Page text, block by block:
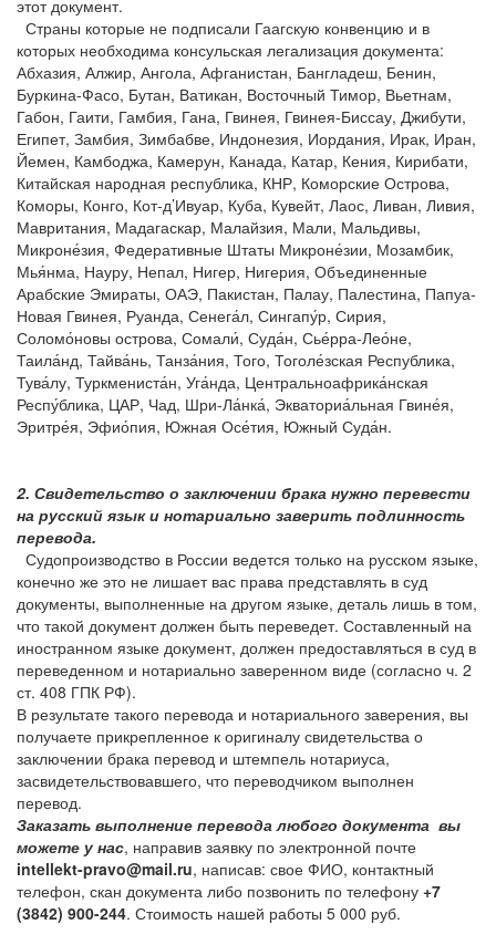
этот документ.
Страны которые не подписали Гаагскую конвенцию и в
которых необходима консульская легализация документа:
Абхазия, Алжир, Ангола, Афганистан, Бангладеш, Бенин,
Буркина-Фасо, Бутан, Ватикан, Восточный Тимор, Вьетнам,
Габон, Гаити, Гамбия, Гана, Гвинея, Гвинея-Биссау, Джибути,
Египет, Замбия, Зимбабве, Индонезия, Иордания, Ирак, Иран,
Йемен, Камбоджа, Камерун, Канада, Катар, Кения, Кирибати,
Китайская народная республика, КНР, Коморские Острова,
Коморы, Конго, Кот-д’Ивуар, Куба, Кувейт, Лаос, Ливан, Ливия,
Мавритания, Мадагаскар, Малайзия, Мали, Мальдивы,
Микроне́зия, Федеративные Штаты Микроне́зии, Мозамбик,
Мья́нма, Науру, Непал, Нигер, Нигерия, Объединенные
Арабские Эмираты, ОАЭ, Пакистан, Палау, Палестина, Папуа-
Новая Гвинея, Руанда, Сенега́л, Сингапу́р, Сирия,
Соломо́новы острова, Сомали́, Суда́н, Сье́рра-Лео́не,
Таила́нд, Тайва́нь, Танза́ния, Того, Тоголе́зская Республика,
Тува́лу, Туркмениста́н, Уга́нда, Центральноафрика́нская
Респу́блика, ЦАР, Чад, Шри-Ла́нка́, Экваториа́льная Гвине́я,
Эритре́я, Эфио́пия, Южная Осе́тия, Южный Суда́н.
2. Свидетельство о заключении брака нужно перевести
на русский язык и нотариально заверить подлинность
перевода.
Судопроизводство в России ведется только на русском языке,
конечно же это не лишает вас права представлять в суд
документы, выполненные на другом языке, деталь лишь в том,
что такой документ должен быть переведет. Составленный на
иностранном языке документ, должен предоставляться в суд в
переведенном и нотариально заверенном виде (согласно ч. 2
ст. 408 ГПК РФ).
В результате такого перевода и нотариального заверения, вы
получаете прикрепленное к оригиналу свидетельства о
заключении брака перевод и штемпель нотариуса,
засвидетельствовавшего, что переводчиком выполнен
перевод.
Заказать выполнение перевода любого документа вы
можете у нас, направив заявку по электронной почте
intellekt-pravo@mail.ru, написав: свое ФИО, контактный
телефон, скан документа либо позвонить по телефону +7
(3842) 900-244. Стоимость нашей работы 5 000 руб.